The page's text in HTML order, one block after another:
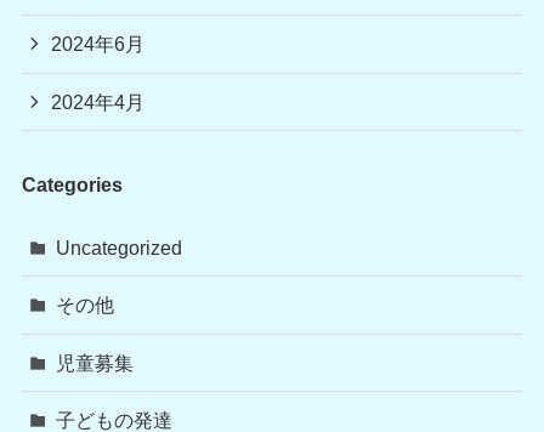
2024年6月
2024年4月
Categories
Uncategorized
その他
児童募集
子どもの発達